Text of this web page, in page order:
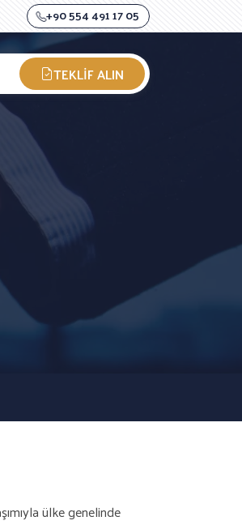
+90 554 491 17 05
TEKLIF ALIN
ülke genelinde